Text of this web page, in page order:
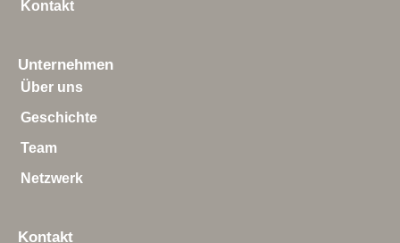
Kontakt
Unternehmen
Über uns
Geschichte
Team
Netzwerk
Kontakt